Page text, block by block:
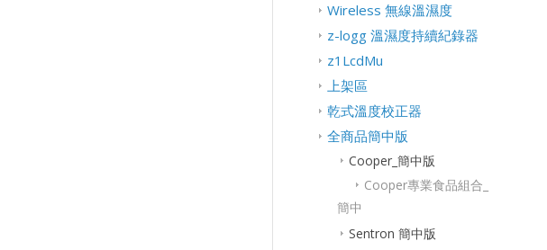
Wireless 無線溫濕度
z-logg 溫濕度持續紀錄器
z1LcdMu
上架區
乾式溫度校正器
全商品簡中版
Cooper_簡中版
Cooper專業食品組合_
簡中
Sentron 簡中版